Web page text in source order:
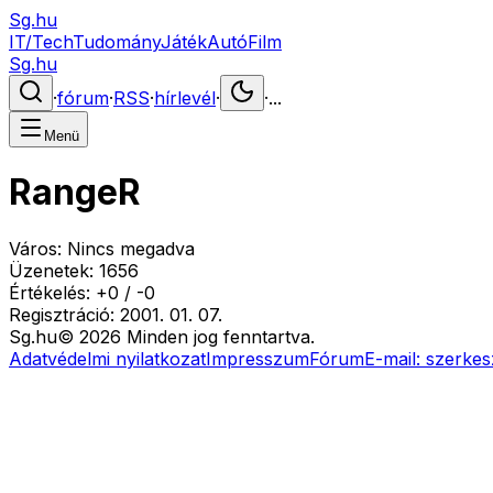
Sg.hu
IT/TechTudományJátékAutóFilm
Sg.hu
·fórum·RSS·hírlevél· ·...
Menü
RangeR
Város: Nincs megadva
Üzenetek: 1656
Értékelés: +0 / -0
Regisztráció: 2001. 01. 07.
Sg.hu© 2026 Minden jog fenntartva.
Adatvédelmi nyilatkozatImpresszumFórumE-mail: